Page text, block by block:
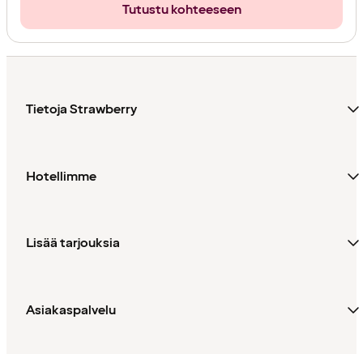
Tutustu kohteeseen
Tietoja Strawberry
Hotellimme
Lisää tarjouksia
Asiakaspalvelu